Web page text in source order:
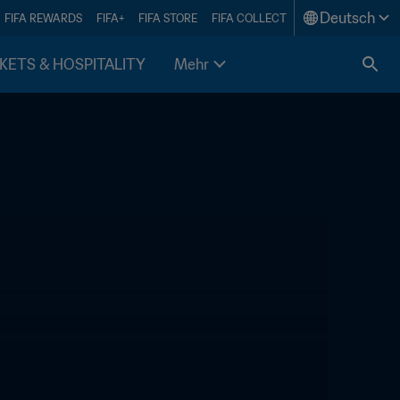
FIFA REWARDS FIFA+ FIFA STORE FIFA COLLECT Deutsch
& HOSPITALITY Mehr